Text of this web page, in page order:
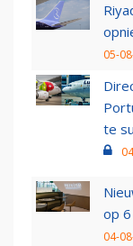
05-
te
op
04-